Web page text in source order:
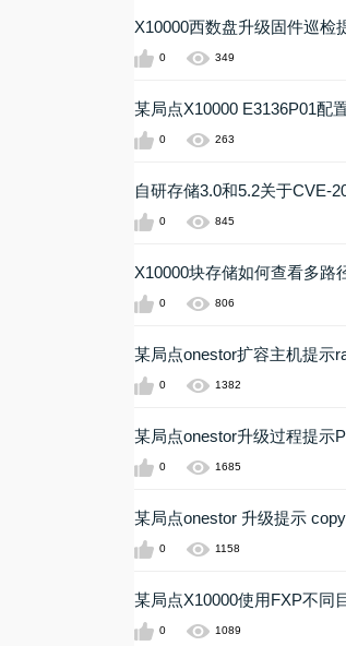
X10000西数盘升级固件巡检
0 349
某局点X10000 E3136P01配
0 263
自研存储3.0和5.2关于CVE-
0 845
X10000块存储如何查看多路
0 806
某局点onestor扩容主机提示
0 1382
某局点onestor升级过程提示
0 1685
某局点onestor 升级提示
0 1158
某局点X10000使用FXP不同
0 1089